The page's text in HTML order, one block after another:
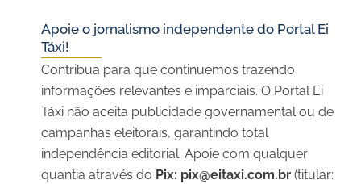
Apoie o jornalismo independente do Portal Ei
Táxi!
Contribua para que continuemos trazendo
informações relevantes e imparciais. O Portal Ei
Táxi não aceita publicidade governamental ou de
campanhas eleitorais, garantindo total
independência editorial. Apoie com qualquer
quantia através do Pix: pix@eitaxi.com.br (titular: